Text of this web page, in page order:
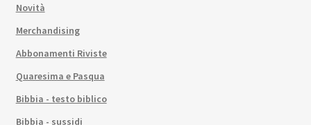
Novità
Merchandising
Abbonamenti Riviste
Quaresima e Pasqua
Bibbia - testo biblico
Bibbia - sussidi